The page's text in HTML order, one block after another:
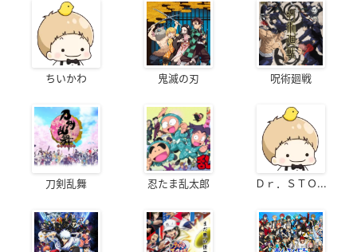
ちいかわ 鬼滅の刃 呪術廻戦
刀剣乱舞 忍たま乱太郎 Ｄｒ．ＳＴＯ...